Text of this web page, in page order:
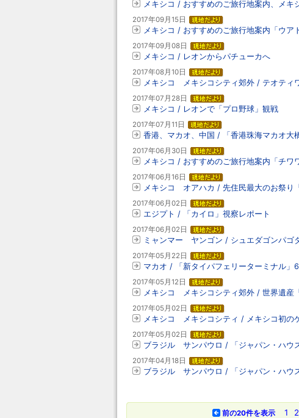
メキシコ / おすすめのご旅行地案内、メキ
2017年09月15日
メキシコ / おすすめのご旅行地案内「ウア
2017年09月08日
メキシコ / レオンからパチューカへ
2017年08月10日
メキシコ メキシコシティ郊外 / テオティ
2017年07月28日
メキシコ / レオンで「プロ野球」観戦
2017年07月11日
香港、マカオ、中国 / 「香港珠海マカオ大
2017年06月30日
メキシコ / おすすめのご旅行地案内「チワ
2017年06月16日
メキシコ オアハカ / 先住民最大のお祭り
2017年06月02日
エジプト / 「カイロ」視察レポート
2017年06月02日
ミャンマー ヤンゴン / シュエダゴンパゴ
2017年05月22日
マカオ / 「新タイパフェリーターミナル」
2017年05月12日
メキシコ メキシコシティ郊外 / 世界遺産
2017年05月02日
メキシコ メキシコシティ / メキシコ初の
2017年05月02日
ブラジル サンパウロ / 「ジャパン・ハウ
2017年04月18日
ブラジル サンパウロ / 「ジャパン・ハウ
前の20件を表示 1 2